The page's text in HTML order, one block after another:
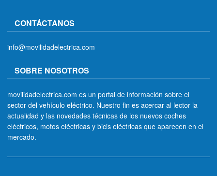
CONTÁCTANOS
info@movilidadelectrica.com
SOBRE NOSOTROS
movilidadelectrica.com es un portal de información sobre el
sector del vehículo eléctrico. Nuestro fin es acercar al lector la
actualidad y las novedades técnicas de los nuevos coches
eléctricos, motos eléctricas y bicis eléctricas que aparecen en el
mercado.